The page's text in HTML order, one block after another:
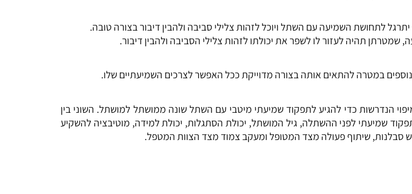
לתחושת השמיעה עם השתל ויוכל לזהות צלילי סביבה ולהבין דיבור בצורה טובה.
שמטרתן תהיה לעזור לו לשפר את יכולתו לזהות צלילי הסביבה ולהבין דיבור.
נוספים במטרה להתאים אותה בצורה מדוייקת ככל האפשר לצרכים השמיעתיים שלו.
הנדרשות כדי להגיע לתפקוד שמיעתי מיטבי עם השתל שונה ממושתל למושתל. השוני בין
שמיעתי לפני ההשתלה, גיל המושתל, יכולת הסתגלות, יכולת למידה, מוטיבציה להשקיע
סבלנות, שיתוף פעולה מצד המטופל ומעקב צמוד מצד הצוות המטפל.